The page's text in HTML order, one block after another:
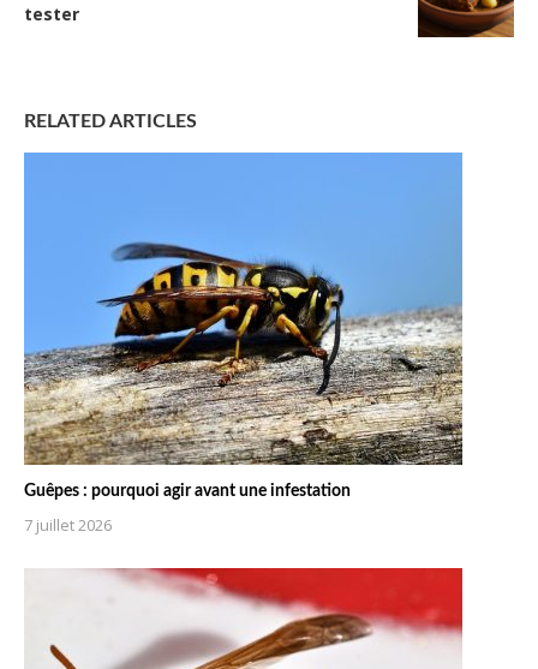
tester
RELATED ARTICLES
Guêpes : pourquoi agir avant une infestation
7 juillet 2026